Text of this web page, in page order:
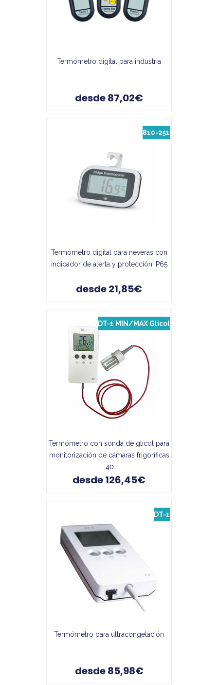
Termómetro digital para industria
desde 87,02€
Termómetro digital para neveras con
indicador de alerta y protección IP65
desde 21,85€
810-251
Termómetro con sonda de glicol para
monitorización de cámaras frigoríficas
--40...
desde 126,45€
DT-1 MIN/MAX Glicol
Termómetro para ultracongelación
desde 85,98€
DT-1